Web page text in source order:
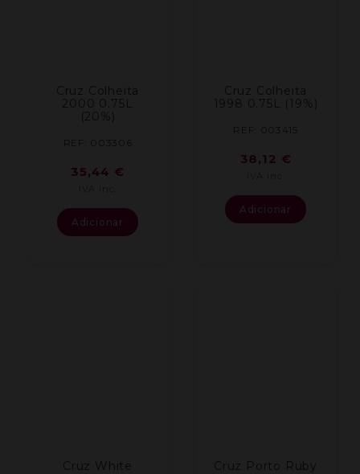
Cruz Colheita
2000 0.75L
(20%)
REF: 003306
35,44 €
Adicionar
Cruz Colheita
1998 0.75L (19%)
REF: 003415
38,12 €
Adicionar
Cruz White
Cruz Porto Ruby